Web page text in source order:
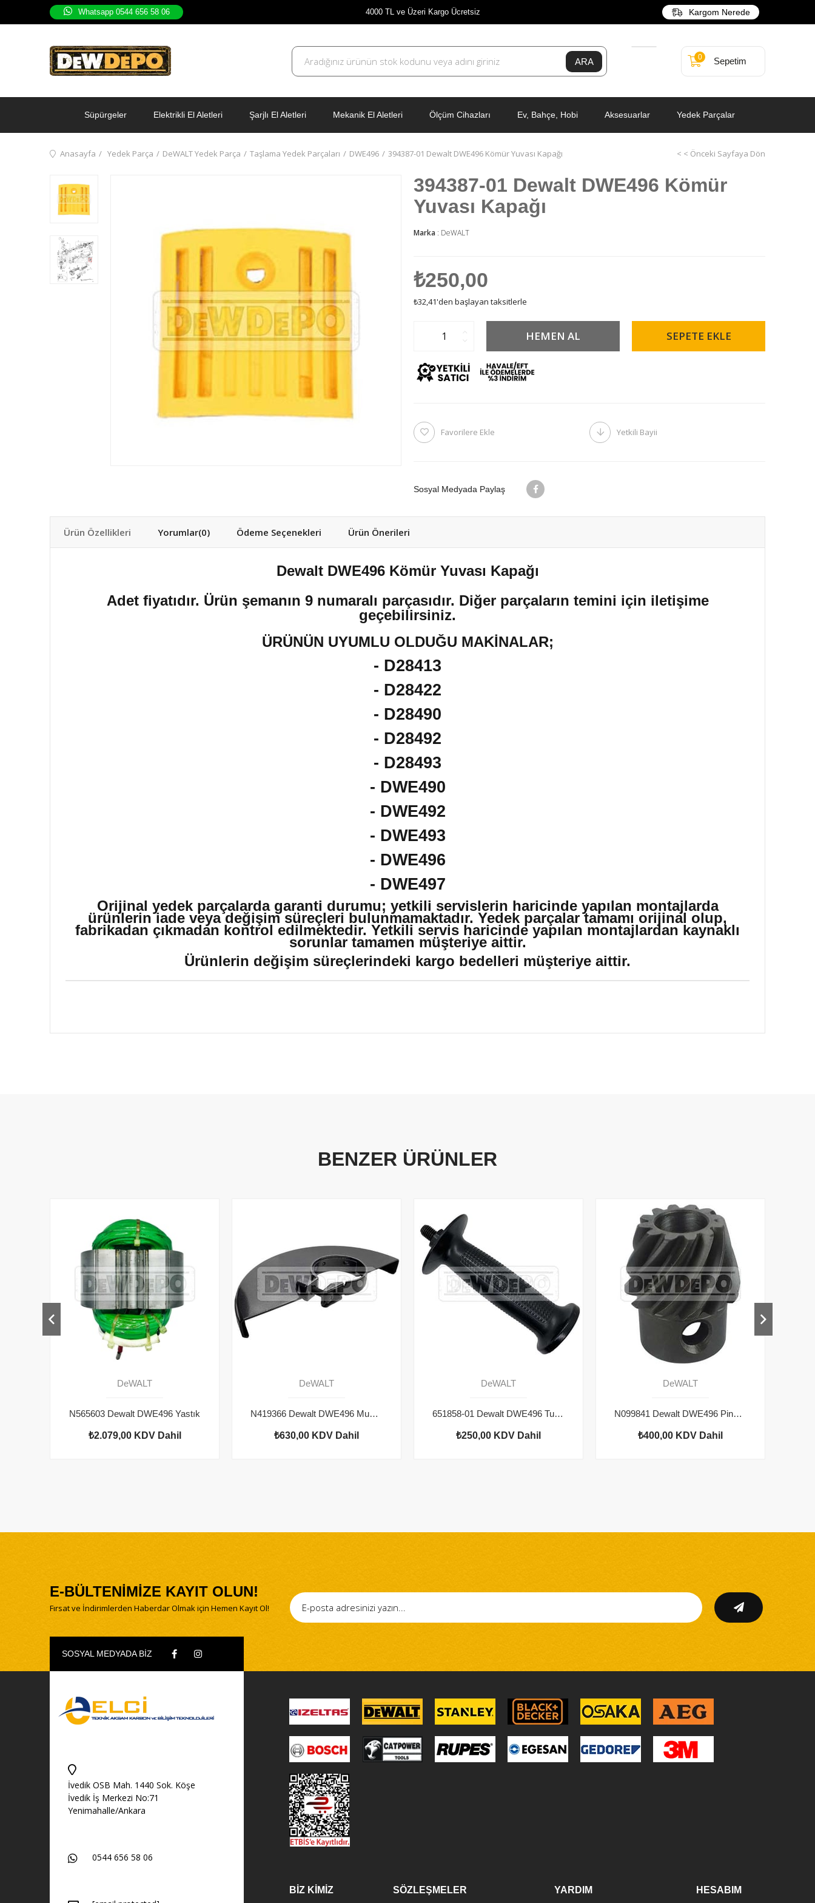
Whatsapp 0544 656 58 06 4000 TL ve Üzeri Kargo Ücretsiz Kargom Nerede
Sepetim
0
Süpürgeler Elektrikli El Aletleri Şarjlı El Aletleri Mekanik El Aletleri Ölçüm Cihazları Ev, Bahçe, Hobi Aksesuarlar Yedek Parçalar
Anasayfa Yedek Parça DeWALT Yedek Parça Taşlama Yedek Parçaları DWE496 394387-01 Dewalt DWE496 Kömür Yuvası Kapağı < < Önceki Sayfaya Dön
394387-01 Dewalt DWE496 Kömür
Yuvası Kapağı
Marka : DeWALT
₺250,00
₺32,41'den başlayan taksitlerle
Favorilere Ekle Yetkili Bayii
Sosyal Medyada Paylaş
Ürün Özellikleri Yorumlar(0) Ödeme Seçenekleri Ürün Önerileri
Dewalt DWE496 Kömür Yuvası Kapağı
Adet fiyatıdır. Ürün şemanın 9 numaralı parçasıdır. Diğer parçaların temini için iletişime
geçebilirsiniz.
ÜRÜNÜN UYUMLU OLDUĞU MAKİNALAR;
- D28413
- D28422
- D28490
- D28492
- D28493
- DWE490
- DWE492
- DWE493
- DWE496
- DWE497
Orijinal yedek parçalarda garanti durumu; yetkili servislerin haricinde yapılan montajlarda
ürünlerin iade veya değişim süreçleri bulunmamaktadır. Yedek parçalar tamamı orijinal olup,
fabrikadan çıkmadan kontrol edilmektedir. Yetkili servis haricinde yapılan montajlardan kaynaklı
sorunlar tamamen müşteriye aittir.
Ürünlerin değişim süreçlerindeki kargo bedelleri müşteriye aittir.
BENZER ÜRÜNLER
DeWALT
N565603 Dewalt DWE496 Yastık
₺2.079,00 KDV Dahil
DeWALT
N419366 Dewalt DWE496 Muhafaza
₺630,00 KDV Dahil
DeWALT
651858-01 Dewalt DWE496 Tutma Kolu
₺250,00 KDV Dahil
DeWALT
N099841 Dewalt DWE496 Pinyon Dişli
₺400,00 KDV Dahil
E-BÜLTENİMİZE KAYIT OLUN!
Fırsat ve İndirimlerden Haberdar Olmak için Hemen Kayıt Ol!
SOSYAL MEDYADA BİZ
İvedik OSB Mah. 1440 Sok. Köşe
İvedik İş Merkezi No:71
Yenimahalle/Ankara
0544 656 58 06
BİZ KİMİZ SÖZLEŞMELER YARDIM HESABIM